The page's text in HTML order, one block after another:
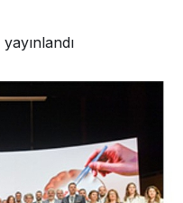
yayınlandı